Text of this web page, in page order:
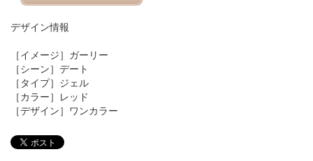
デザイン情報
［イメージ］ ガーリー
［シーン］ デート
［タイプ］ ジェル
［カラー］ レッド
［デザイン］ ワンカラー